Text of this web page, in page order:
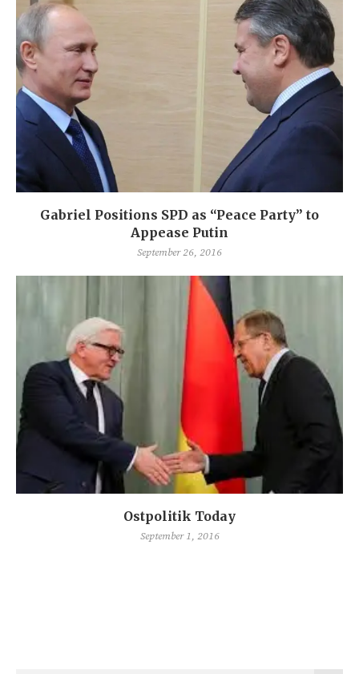
Gabriel Positions SPD as “Peace Party” to
Appease Putin
September 26, 2016
Ostpolitik Today
September 1, 2016